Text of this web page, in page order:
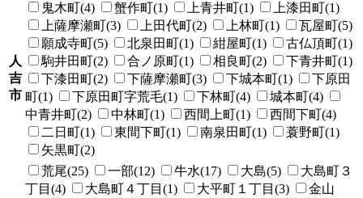
人
吉
市
鬼木町(4) 蟹作町(1) 上青井町(1)
上漆田町(1)
上薩摩瀬町(3)
上田代町(2) 上林町(1)
瓦屋町(5)
願成寺町(5)
北泉田町(1) 紺屋町(1)
古仏頂町(1)
駒井田町(2)
合ノ原町(1) 相良町(2)
下青井町(1)
下漆田町(2)
下薩摩瀬町(3) 下城本町(1)
下原田
町(1)
下原田町字荒毛(1) 下林町(4)
城本町(4)
中青井町(2)
中林町(1) 西間上町(1)
西間下町(4)
二日町(1)
東間下町(1) 南泉田町(1)
蓑野町(1)
矢黒町(2)
荒尾(25) 一部(12) 牛水(17) 大島(5)
大島町３
丁目(4)
大島町４丁目(1) 大平町１丁目(3)
金山